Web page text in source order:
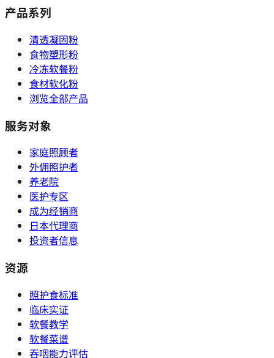
产品系列
清透凝固粉
食物塑形粉
冷冻软餐粉
食材软化粉
浏览全部产品
服务对象
家庭照顾者
外佣照护者
养老院
医护专区
成为经销商
日本代理商
投资者信息
资源
照护食标准
临床实证
软餐教学
软餐菜谱
吞咽能力评估